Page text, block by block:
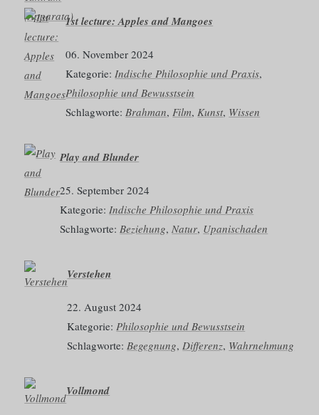
1st lecture: Apples and Mangoes
06. November 2024
Kategorie:Indische Philosophie und Praxis
Philosophie und Bewusstsein
Schlagworte:Brahman, Film, Kunst, Wissen
Play and Blunder
25. September 2024
Kategorie: Indische Philosophie und Praxis
Schlagworte: Beziehung, Natur, Upanischaden
Verstehen
22. August 2024
Kategorie: Philosophie und Bewusstsein
Schlagworte: Begegnung, Differenz, Wahrnehmung
Vollmond